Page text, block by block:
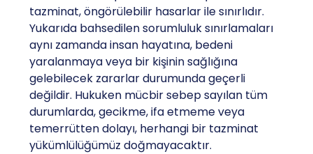
tazminat, öngörülebilir hasarlar ile sınırlıdır.
Yukarıda bahsedilen sorumluluk sınırlamaları
aynı zamanda insan hayatına, bedeni
yaralanmaya veya bir kişinin sağlığına
gelebilecek zararlar durumunda geçerli
değildir. Hukuken mücbir sebep sayılan tüm
durumlarda, gecikme, ifa etmeme veya
temerrütten dolayı, herhangi bir tazminat
yükümlülüğümüz doğmayacaktır.